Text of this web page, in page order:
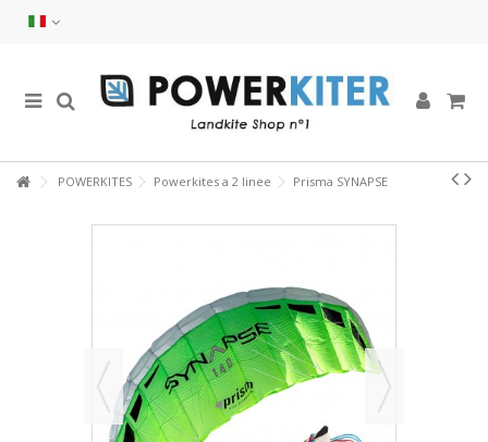
POWERKITES Powerkites a 2 linee Prisma SYNAPSE